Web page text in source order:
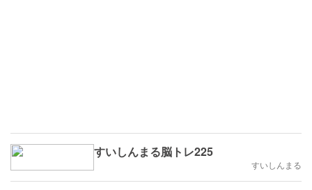
すいしんまる脳トレ225
すいしんまる